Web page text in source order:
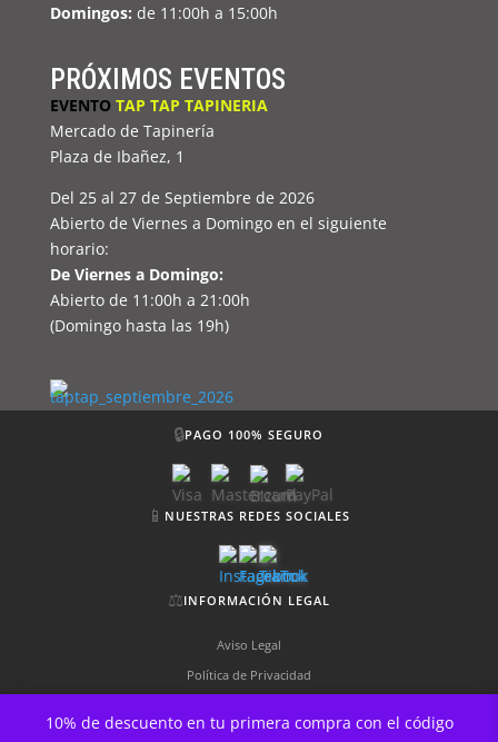
10% de descuento en tu primera compra con el código
Domingos: de 11:00h a 15:00h
PRÓXIMOS EVENTOS
EVENTOTAP TAP TAPINERIA
Mercado de Tapinería
Plaza de Ibañez, 1
Del 25 al 27 de Septiembre de 2026
Abierto de Viernes a Domingo en el siguiente
horario:
De Viernes a Domingo:
Abierto de 11:00h a 21:00h
(Domingo hasta las 19h)
🔒PAGO 100% SEGURO
📱 NUESTRAS REDES SOCIALES
⚖️INFORMACIÓN LEGAL
Aviso Legal
Política de Privacidad
Términos y Condiciones